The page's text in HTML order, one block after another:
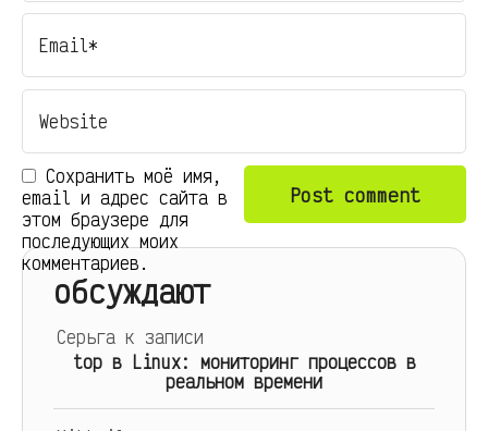
Сохранить моё имя,
email и адрес сайта в
этом браузере для
последующих моих
комментариев.
обсуждают
Серьгак записи
top в Linux: мониторинг процессов в
реальном времени